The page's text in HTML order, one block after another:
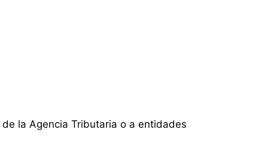
la Agencia Tributaria o a entidades